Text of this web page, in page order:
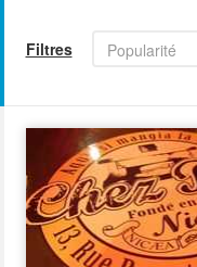
Filtres Popularité